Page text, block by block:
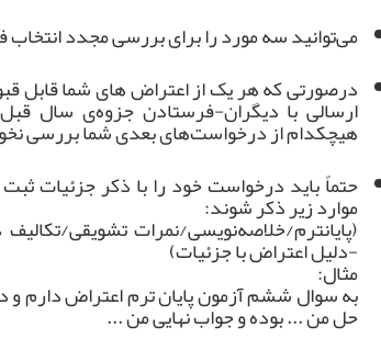
می‌توانید سه مورد را برای بررسی مجدد انتخاب
درصورتی که هر یک از اعتراض های شما قابل
ارسالی با دیگران-فرستادن جزوه‌ی سال
هیچکدام از درخواست‌های بعدی شما بررسی
حتماً باید درخواست خود را با ذکر جزئیات
موارد زیر ذکر شوند:
(پایانترم/خلاصه‌نویسی/نمرات تشویقی/
-دلیل اعتراض با جزئیات)
مثال:
به سوال ششم آزمون پایان ترم اعتراض دارم و
حل من ... بوده و جواب نهایی من ...